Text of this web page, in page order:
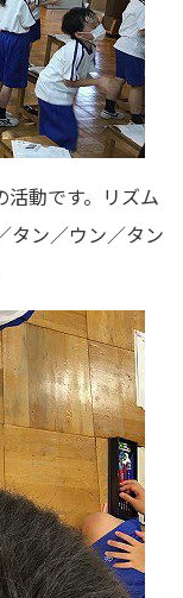
動です。リズム
タン／ウン／タン